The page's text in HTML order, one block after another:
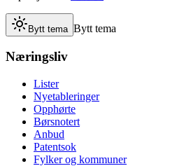
Bytt tema Bytt tema
Næringsliv
Lister
Nyetableringer
Opphørte
Børsnotert
Anbud
Patentsok
Fylker og kommuner